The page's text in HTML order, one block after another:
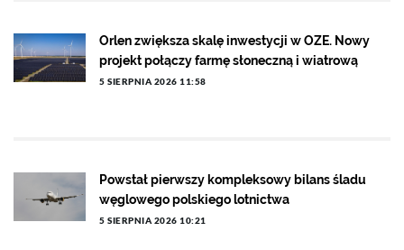
Orlen zwiększa skalę inwestycji w OZE. Nowy
projekt połączy farmę słoneczną i wiatrową
5 SIERPNIA 2026 11:58
Powstał pierwszy kompleksowy bilans śladu
węglowego polskiego lotnictwa
5 SIERPNIA 2026 10:21